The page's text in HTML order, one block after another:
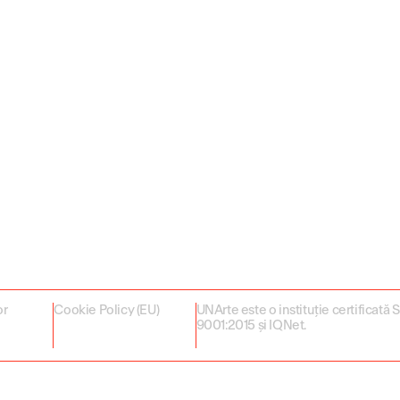
Cookie Policy (EU)
UNArte este o instituție certificată
9001:2015 și IQNet.